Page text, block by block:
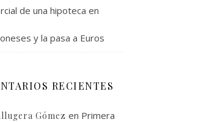
de una hipoteca en
y la pasa a Euros
RECIENTES
Gómez en Primera